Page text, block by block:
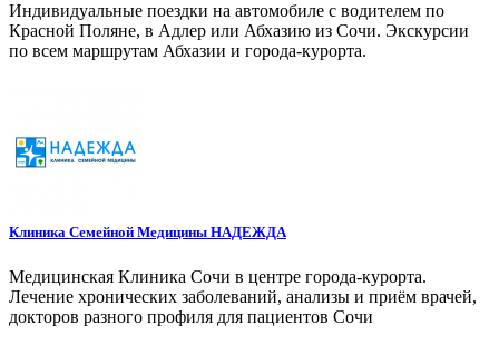
Индивидуальные поездки на автомобиле с водителем по
Красной Поляне, в Адлер или Абхазию из Сочи. Экскурсии
по всем маршрутам Абхазии и города-курорта.
Клиника Семейной Медицины НАДЕЖДА
Медицинская Клиника Сочи в центре города-курорта.
Лечение хронических заболеваний, анализы и приём врачей,
докторов разного профиля для пациентов Сочи